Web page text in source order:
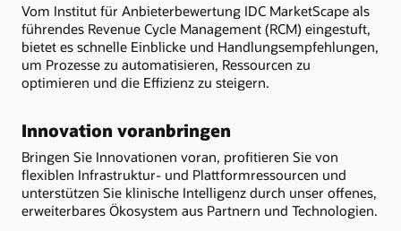
Vom Institut für Anbieterbewertung IDC MarketScape als
führendes Revenue Cycle Management (RCM) eingestuft,
bietet es schnelle Einblicke und Handlungsempfehlungen,
um Prozesse zu automatisieren, Ressourcen zu
optimieren und die Effizienz zu steigern.
Innovation voranbringen
Bringen Sie Innovationen voran, profitieren Sie von
flexiblen Infrastruktur- und Plattformressourcen und
unterstützen Sie klinische Intelligenz durch unser offenes,
erweiterbares Ökosystem aus Partnern und Technologien.